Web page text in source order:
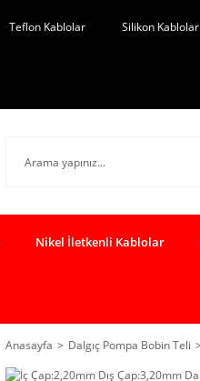
Teflon Kablolar Silikon Kablolar
Nikel İletkenli Kablolar
Anasayfa Dalgıç Pompa Bobin Teli